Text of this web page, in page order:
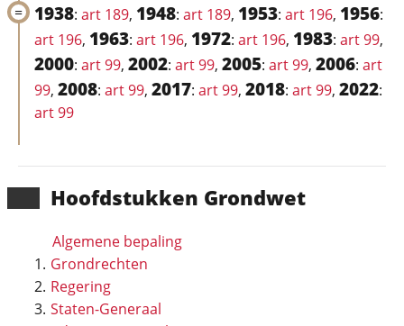
Hoofd­stukken Grondwet
Algemene bepaling
Grondrechten
Regering
Staten-Generaal
1938: art 189, 1948: art 189, 1953: art 196, 1956:
art 196, 1963: art 196, 1972: art 196, 1983: art 99,
2000: art 99, 2002: art 99, 2005: art 99, 2006: art
99, 2008: art 99, 2017: art 99, 2018: art 99, 2022:
art 99